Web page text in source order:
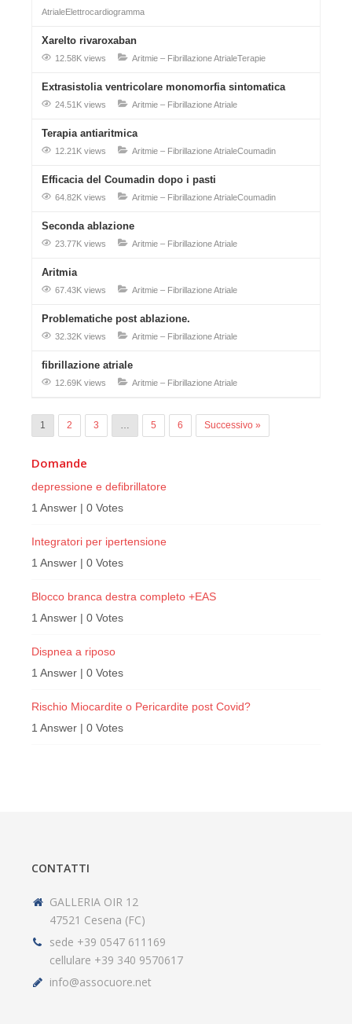
AtrialeElettrocardiogramma
Xarelto rivaroxaban
12.58K views Aritmie – Fibrillazione AtrialeTerapie
Extrasistolia ventricolare monomorfia sintomatica
24.51K views Aritmie – Fibrillazione Atriale
Terapia antiaritmica
12.21K views Aritmie – Fibrillazione AtrialeCoumadin
Efficacia del Coumadin dopo i pasti
64.82K views Aritmie – Fibrillazione AtrialeCoumadin
Seconda ablazione
23.77K views Aritmie – Fibrillazione Atriale
Aritmia
67.43K views Aritmie – Fibrillazione Atriale
Problematiche post ablazione.
32.32K views Aritmie – Fibrillazione Atriale
fibrillazione atriale
12.69K views Aritmie – Fibrillazione Atriale
1 2 3 … 5 6 Successivo »
Domande
depressione e defibrillatore
1 Answer | 0 Votes
Integratori per ipertensione
1 Answer | 0 Votes
Blocco branca destra completo +EAS
1 Answer | 0 Votes
Dispnea a riposo
1 Answer | 0 Votes
Rischio Miocardite o Pericardite post Covid?
1 Answer | 0 Votes
CONTATTI
GALLERIA OIR 12
47521 Cesena (FC)
sede +39 0547 611169
cellulare +39 340 9570617
info@assocuore.net